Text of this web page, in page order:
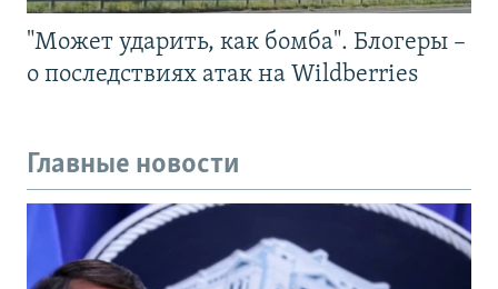
"Может ударить, как бомба". Блогеры –
о последствиях атак на Wildberries
Главные новости